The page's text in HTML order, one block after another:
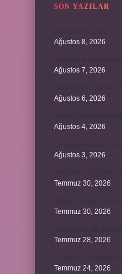
SON YAZILAR
Ağustos 8, 2026
Ağustos 7, 2026
Ağustos 6, 2026
Ağustos 4, 2026
Ağustos 3, 2026
Temmuz 30, 2026
Temmuz 30, 2026
Temmuz 28, 2026
Temmuz 24, 2026